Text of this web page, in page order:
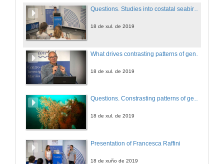
Questions. Studies into costatal seabirds: understanding the imortance of currents, topography and meteorology when estimating responses to environmental change
18 de xul. de 2019
18 de xul. de 2019
Questions. Constrasting patterns of genetic connectivity in two northeast Atlantic octocorals
18 de xul. de 2019
Presentation of Francesca Raffini
18 de xuño de 2019